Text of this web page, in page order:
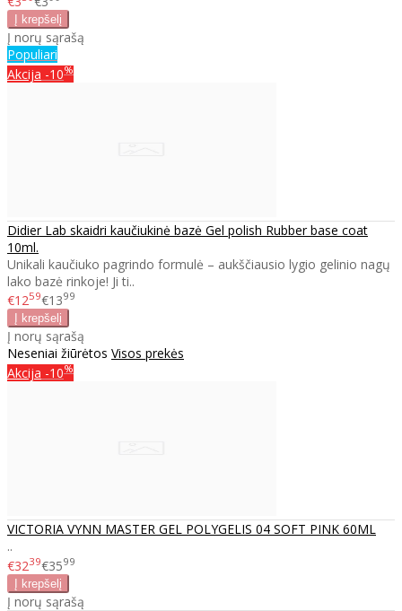
Į norų sąrašą
Populiari
Akcija -10%
Didier Lab skaidri kaučiukinė bazė Gel polish Rubber base coat
10ml.
Unikali kaučiuko pagrindo formulė – aukščiausio lygio gelinio nagų
lako bazė rinkoje! Ji ti..
€1259€1399
Į norų sąrašą
Neseniai žiūrėtos Visos prekės
Akcija -10%
VICTORIA VYNN MASTER GEL POLYGELIS 04 SOFT PINK 60ML
..
€3239€3599
Į norų sąrašą